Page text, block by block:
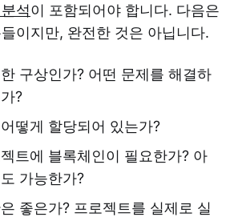
석이 포함되어야 합니다. 다음은
이지만, 완전한 것은 아닙니다.
구상인가? 어떤 문제를 해결하
?
떻게 할당되어 있는가?
트에 블록체인이 필요한가? 아
가능한가?
좋은가? 프로젝트를 실제로 실